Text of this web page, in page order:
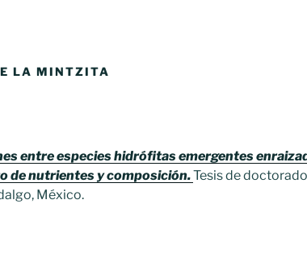
LA MINTZITA
entre especies hidrófitas emergentes
de nutrientes y composición.Tesis de
México.